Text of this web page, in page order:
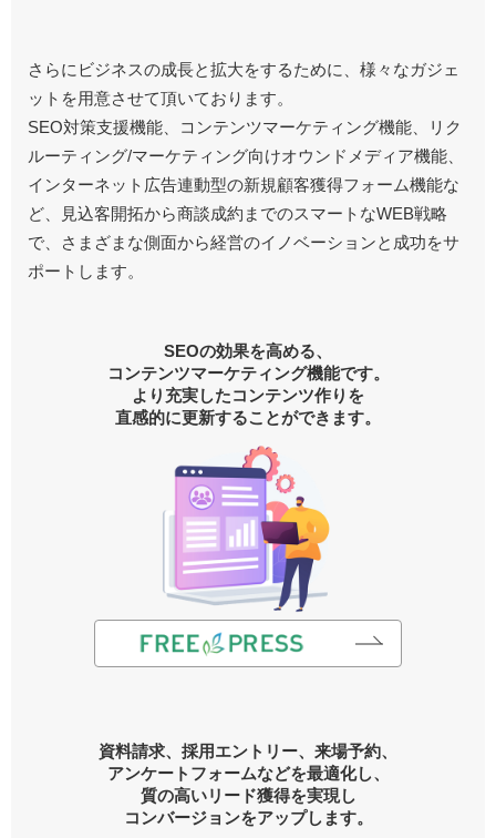
さらにビジネスの成長と拡大をするために、様々なガジェ
ットを用意させて頂いております。
SEO対策支援機能、コンテンツマーケティング機能、リク
ルーティング/マーケティング向けオウンドメディア機能、
インターネット広告連動型の新規顧客獲得フォーム機能な
ど、見込客開拓から商談成約までのスマートなWEB戦略
で、
さまざまな側面から経営のイノベーションと成功をサ
ポートします。
SEOの効果を高める、
コンテンツマーケティング機能です。
より充実したコンテンツ作りを
直感的に更新することができます。
資料請求、採用エントリー、来場予約、
アンケートフォームなどを最適化し、
質の高いリード獲得を実現し
コンバージョンをアップします。